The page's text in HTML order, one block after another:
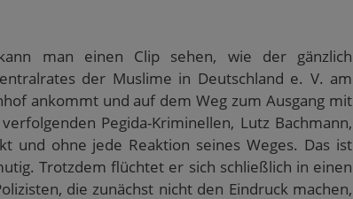
man einen Clip sehen, wie der gänzlich
der Muslime in Deutschland e. V. am
ankommt und auf dem Weg zum Ausgang mit
Pegida-Kriminellen, Lutz Bachmann,
und ohne jede Reaktion seines Weges. Das ist
Trotzdem flüchtet er sich schließlich in einen
die zunächst nicht den Eindruck machen,